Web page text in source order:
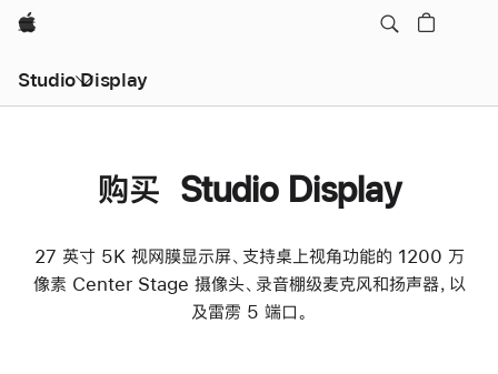
Apple
Studio Display
购买 Studio Display
27 英寸 5K 视网膜显示屏、支持桌上视角功能的 1200 万
像素 Center Stage 摄像头、录音棚级麦克风和扬声器，以
及雷雳 5 端口。